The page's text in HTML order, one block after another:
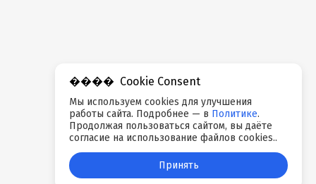
Cookie Consent
Мы используем cookies для улучшения
работы сайта. Подробнее — в Политике.
Продолжая пользоваться сайтом, вы даёте
согласие на использование файлов cookies..
Принять